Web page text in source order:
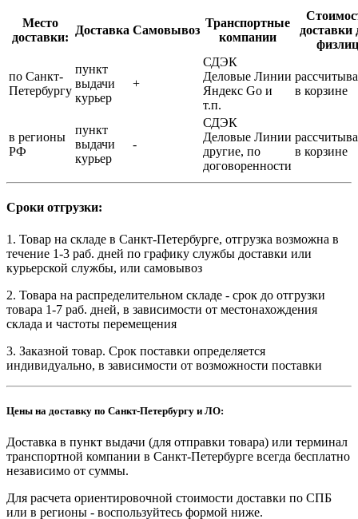
Место
доставки:
Доставка Самовывоз
Транспортные
компании
доставки
физлиц
по Санкт-
Петербургу
пункт
выдачи
курьер
+
СДЭК
Деловые Линии
Яндекс Go и
т.п.
в корзине
в регионы
РФ
пункт
выдачи
курьер
-
СДЭК
Деловые Линии
другие, по
договоренности
в корзине
Сроки отгрузки:
1. Товар на складе в Санкт-Петербурге, отгрузка возможна в
течение 1-3 раб. дней по графику службы доставки или
курьерской службы, или самовывоз
2. Товара на распределительном складе - срок до отгрузки
товара 1-7 раб. дней, в зависимости от местонахождения
склада и частоты перемещения
3. Заказной товар. Срок поставки определяется
индивидуально, в зависимости от возможности поставки
Цены на доставку по Санкт-Петербургу и ЛО:
Доставка в пункт выдачи (для отправки товара) или терминал
транспортной компании в Санкт-Петербурге всегда бесплатно
независимо от суммы.
Для расчета ориентировочной стоимости доставки по СПБ
или в регионы - воспользуйтесь формой ниже.